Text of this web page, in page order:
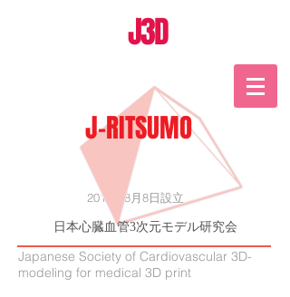
J3D
2015年8月8日設立
J-RITSUMO
日本心臓血管3次元モデル研究会
Japanese Society of Cardiovascular 3D-
modeling for medical 3D print